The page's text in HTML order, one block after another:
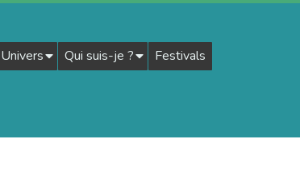
Univers Qui suis-je ?
Festivals